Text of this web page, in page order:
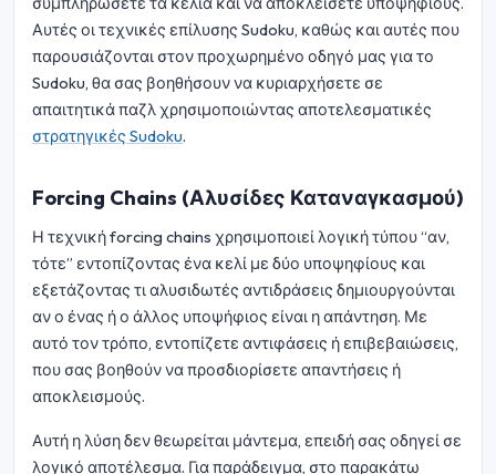
Αυτές οι τεχνικές επίλυσης Sudoku, καθώς και αυτές που
παρουσιάζονται στον προχωρημένο οδηγό μας για το
Sudoku, θα σας βοηθήσουν να κυριαρχήσετε σε
απαιτητικά παζλ χρησιμοποιώντας αποτελεσματικές
στρατηγικές Sudoku.
Forcing Chains (Αλυσίδες Καταναγκασμού)
Η τεχνική forcing chains χρησιμοποιεί λογική τύπου “αν,
τότε” εντοπίζοντας ένα κελί με δύο υποψηφίους και
εξετάζοντας τι αλυσιδωτές αντιδράσεις δημιουργούνται
αν ο ένας ή ο άλλος υποψήφιος είναι η απάντηση. Με
αυτό τον τρόπο, εντοπίζετε αντιφάσεις ή επιβεβαιώσεις,
που σας βοηθούν να προσδιορίσετε απαντήσεις ή
αποκλεισμούς.
Αυτή η λύση δεν θεωρείται μάντεμα, επειδή σας οδηγεί σε
λογικό αποτέλεσμα. Για παράδειγμα, στο παρακάτω